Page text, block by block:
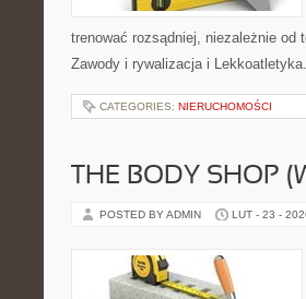
trenować rozsądniej, niezależnie od
Zawody i rywalizacja i
CATEGORIES: NIERUCHOMOŚCI
THE BODY SHOP
POSTED BY ADMIN LUT - 23 -